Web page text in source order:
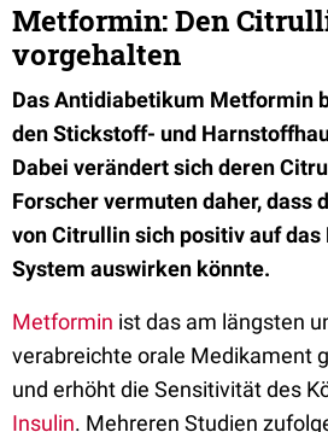
Metformin: Den
vorgehalten
Das Antidiabetikum Metformin
den Stickstoff- und
Dabei verändert sich deren
Forscher vermuten daher, dass
von Citrullin sich positiv auf
System auswirken könnte.
Metformin ist das am längsten
verabreichte orale Medikament
und erhöht die Sensitivität des
Insulin. Mehreren Studien